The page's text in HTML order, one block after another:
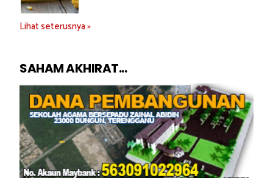
Lihat seterusnya »
SAHAM AKHIRAT...